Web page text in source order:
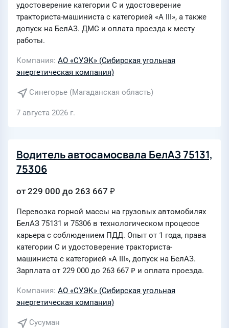
удостоверение категории С и удостоверение
тракториста-машиниста с категорией «А III», а также
допуск на БелАЗ. ДМС и оплата проезда к месту
работы.
Компания АО «СУЭК» (Сибирская угольная
энергетическая компания)
Синегорье (Магаданская область)
7 августа 2026 г.
Водитель автосамосвала БелАЗ 75131,
75306
от 229 000 до 263 667 ₽
Перевозка горной массы на грузовых автомобилях
БелАЗ 75131 и 75306 в технологическом процессе
карьера с соблюдением ПДД. Опыт от 1 года, права
категории C и удостоверение тракториста-
машиниста с категорией «А III», допуск на БелАЗ.
Зарплата от 229 000 до 263 667 ₽ и оплата проезда.
Компания АО «СУЭК» (Сибирская угольная
энергетическая компания)
Сусуман